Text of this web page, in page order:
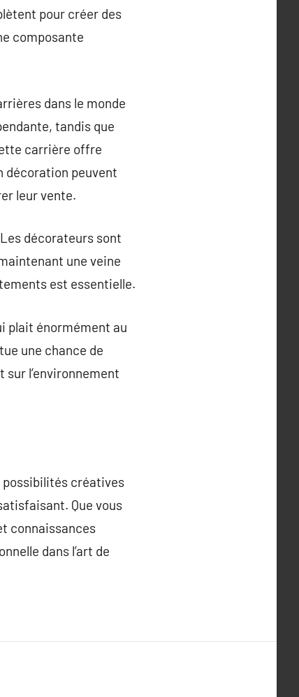
pour créer des
composante
dans le monde
tandis que
carrière offre
décoration peuvent
leur vente.
décorateurs sont
une veine
est essentielle.
plait énormément au
une chance de
l’environnement
possibilités créatives
Que vous
connaissances
dans l’art de